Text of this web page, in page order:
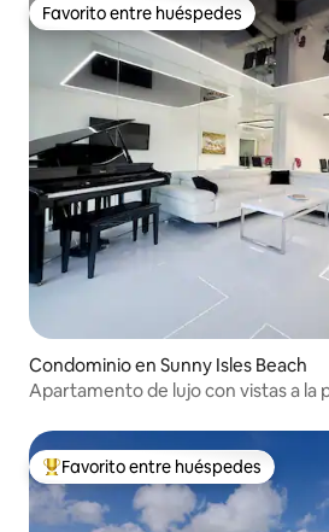
Favorito entre huéspedes
Favorito entre huéspedes
Condominio en Sunny Isles Beach
Apartamento de lujo con vistas a la
De los mejores en Favorito entre
Favorito entre huéspedes